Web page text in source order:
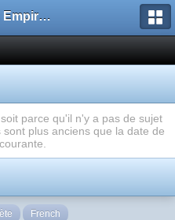
Big Bang Empire - Forum
parce qu'il n'y a pas de sujet
plus anciens que la date de
French